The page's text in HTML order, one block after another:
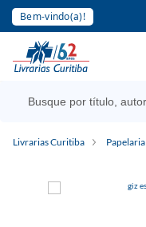
Bem-vindo(a)!
Livrarias Curitiba Papelaria